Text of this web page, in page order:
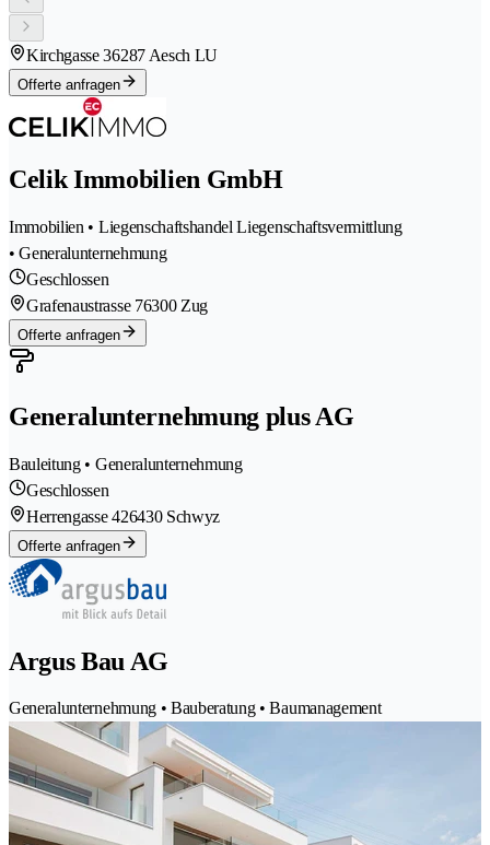
Kirchgasse 36287 Aesch LU
Offerte anfragen
Celik Immobilien GmbH
Immobilien • Liegenschaftshandel Liegenschaftsvermittlung
• Generalunternehmung
Geschlossen
Grafenaustrasse 76300 Zug
Offerte anfragen
Generalunternehmung plus AG
Bauleitung • Generalunternehmung
Geschlossen
Herrengasse 426430 Schwyz
Offerte anfragen
Argus Bau AG
Generalunternehmung • Bauberatung • Baumanagement